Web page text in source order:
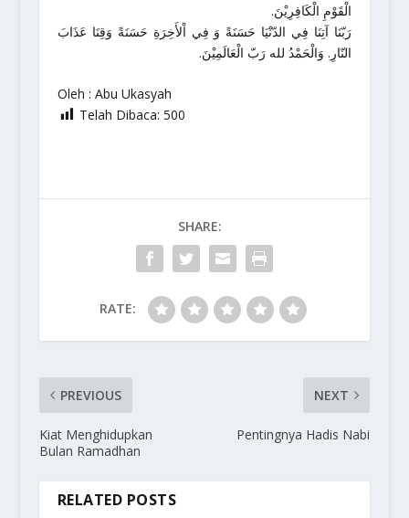
الْقَوْمِ الْكَافِرِيْنَ.
رَبّنَا آتِنَا فِي الدّنْيَا حَسَنَةً وَ فِي اْلأَخِرَةِ حَسَنَةً وَقِنَا عَذَابَ
النّارِ. وَالْحَمْدُ لله رَبّ الْعَالَمِيْنَ.
Oleh : Abu Ukasyah
Telah Dibaca: 500
SHARE:
RATE:
PREVIOUS
Kiat Menghidupkan
Bulan Ramadhan
NEXT
Pentingnya Hadis Nabi
RELATED POSTS